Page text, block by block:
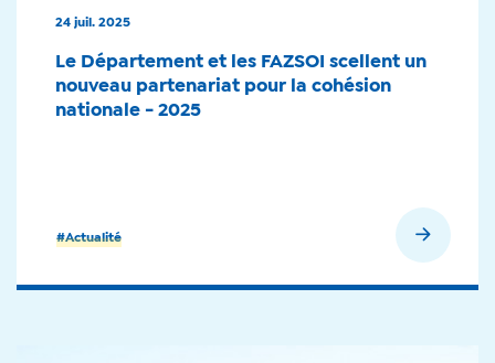
#Actualité
24 juil. 2025
Le Département et les FAZSOI scellent un
nouveau partenariat pour la cohésion
nationale - 2025